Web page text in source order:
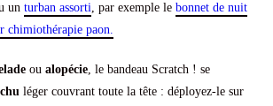
un turban assorti, par exemple le bonnet de nuit
chimiothérapie paon.
ou alopécie, le bandeau Scratch ! se
léger couvrant toute la tête : déployez-le sur